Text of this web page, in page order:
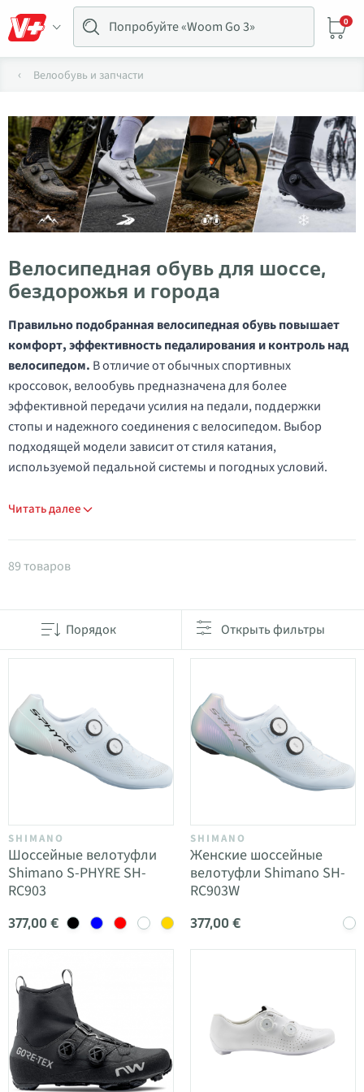
0
Велообувь и запчасти
Велосипедная обувь для шоссе,
бездорожья и города
Правильно подобранная велосипедная обувь повышает
комфорт, эффективность педалирования и контроль над
велосипедом. В отличие от обычных спортивных
кроссовок, велообувь предназначена для более
эффективной передачи усилия на педали, поддержки
стопы и надежного соединения с велосипедом. Выбор
подходящей модели зависит от стиля катания,
используемой педальной системы и погодных условий.
Читать далее
Товары в категории Велообувь
89 товаров
Порядок Открыть фильтры
SHIMANO
Шоссейные велотуфли
Shimano S-PHYRE SH-
RC903
377,00 €
SHIMANO
Женские шоссейные
велотуфли Shimano SH-
RC903W
377,00 €